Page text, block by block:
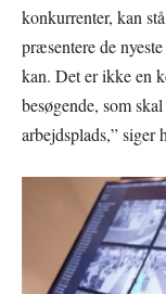
konkurrenter, kan
præsentere de
kan. Det er ikke en
besøgende, som
arbejdsplads,” siger